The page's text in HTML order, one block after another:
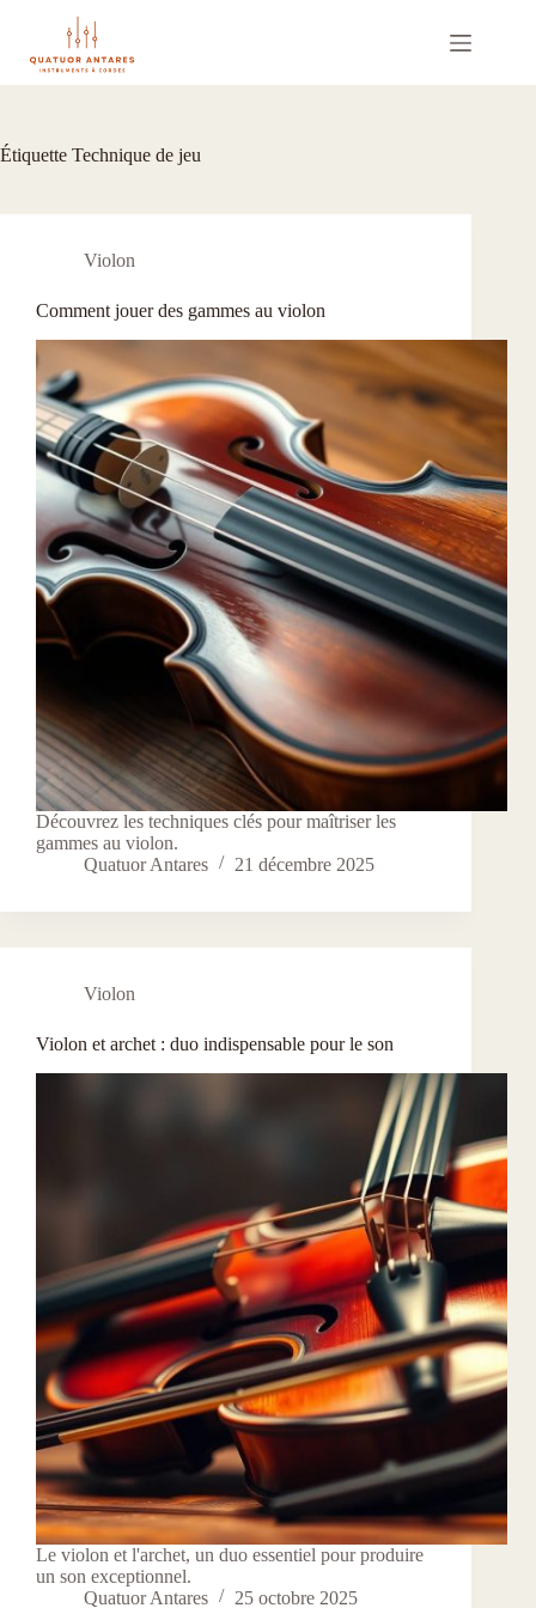
contenu
Étiquette Technique de jeu
Violon
Comment jouer des gammes au violon
Découvrez les techniques clés pour maîtriser les
gammes au violon.
Quatuor Antares
21 décembre 2025
Violon
Violon et archet : duo indispensable pour le son
Le violon et l'archet, un duo essentiel pour produire
un son exceptionnel.
Quatuor Antares
25 octobre 2025